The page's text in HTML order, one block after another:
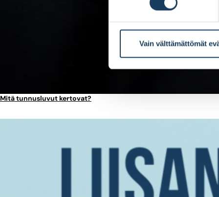
Vain välttämättömät
Mitä tunnusluvut kertovat?